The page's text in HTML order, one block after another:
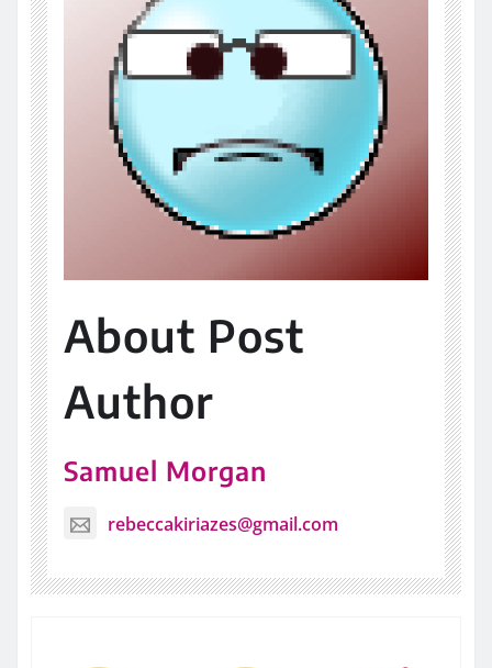
About Post
Author
Samuel Morgan
rebeccakiriazes@gmail.com